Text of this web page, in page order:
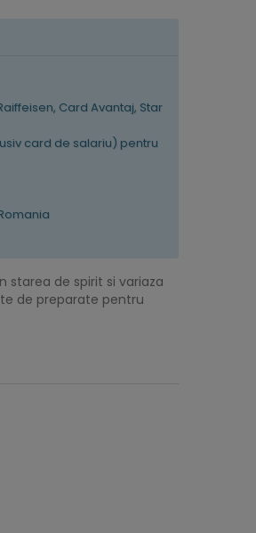
Card Avantaj, Star
card de salariu) pentru
de spirit si variaza
de preparate pentru